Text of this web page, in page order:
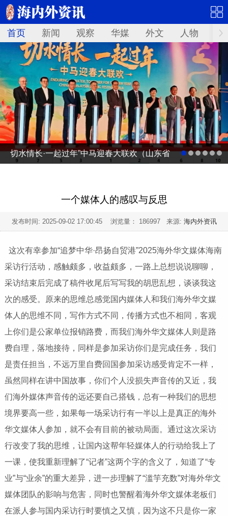
首页 新闻 观察 华媒 外文 人物 华
切水情长·一起过年”中马迎春大联欢（山东省
一个媒体人的感叹与反思
发布时间: 2025-09-02 17:00:45浏览量： 186997 来源: 海内外资讯
这次有幸参加“追梦中华·昂扬自贸港”2025海外华文媒体海南
采访行活动，感触颇多，收益颇多，一路上总想说说聊聊，
采访结束后完成了稿件收尾后写写我的胡思乱想，谈谈我这
次的感受。原来的思维总感觉国内媒体人和我们海外华文媒
体人的思维不同，写作方式不同，传播方式也不相同，客观
上你们是公家单位报销路费，而我们海外华文媒体人则是路
费自理，落地接待，同样是参加采访你们是完成任务，我们
是责任担当，不远万里自费回国参加采访感受肯定不一样，
虽然同样在讲中国故事，你们个人没损失声音传的又近，我
们海外媒体声音传的远还要自己搭钱，总有一种我们的思想
境界要高一些，如果每一场采访行有一半以上是真正的海外
华文媒体人参加，就不会有目前的被动局面。通过这次采访
行改变了我的思维，让国内这帮年轻媒体人的行动给我上了
一课，使我重新理解了“记者”这两个字的含义了，知道了“专
业”与“业余”的重大差异，进一步理解了“滥竽充数”对海外华文
媒体团队的影响与危害，同时也警醒着海外华文媒体老板们
在派人参与国内采访行时要慎之又慎，因为这不只是你一家